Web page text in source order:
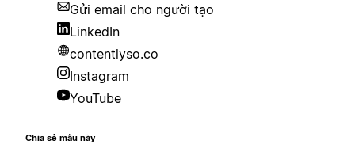
Gửi email cho người tạo
LinkedIn
contentlyso.co
Instagram
YouTube
Chia sẻ mẫu này